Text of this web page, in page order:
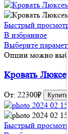
Быстрый
В избранное
Выберите
Опции можно
Кровать
От: 22300₽
Быстрый просмотр